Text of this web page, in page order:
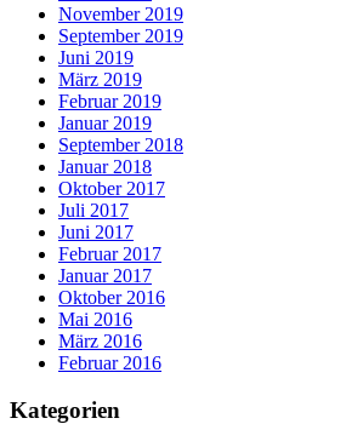
November 2019
September 2019
Juni 2019
März 2019
Februar 2019
Januar 2019
September 2018
Januar 2018
Oktober 2017
Juli 2017
Juni 2017
Februar 2017
Januar 2017
Oktober 2016
Mai 2016
März 2016
Februar 2016
Kategorien